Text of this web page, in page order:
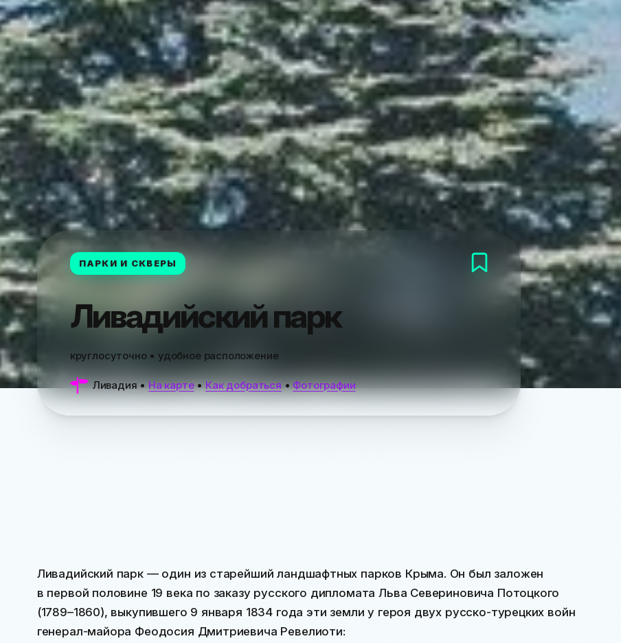
ПАРКИ И СКВЕРЫ
Ливадийский парк
круглосуточно • удобное расположение
Ливадия•На карте•Как добраться•Фотографии
Ливадийский парк — один из старейший ландшафтных парков Крыма. Он был заложен
в первой половине 19 века по заказу русского дипломата Льва Севериновича Потоцкого
(1789–1860), выкупившего 9 января 1834 года эти земли у героя двух русско-турецких войн
генерал-майора Феодосия Дмитриевича Ревелиоти: